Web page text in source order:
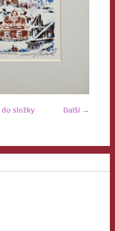
Další →
složky